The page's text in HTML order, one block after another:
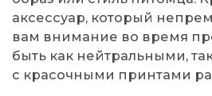
аксессуар, который
вам внимание во время
быть как нейтральными,
с красочными принтами